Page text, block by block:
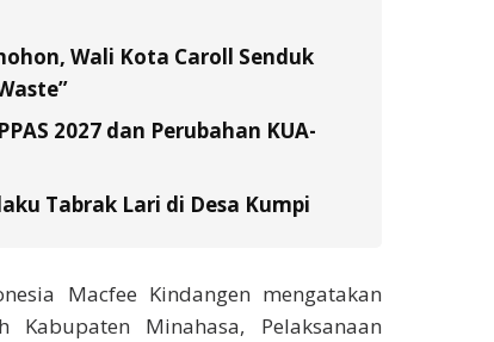
Wali Kota Caroll Senduk
2027 dan Perubahan KUA-
Tabrak Lari di Desa Kumpi
Macfee Kindangen mengatakan
Minahasa, Pelaksanaan